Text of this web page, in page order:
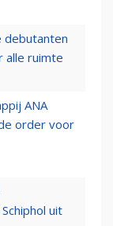
debutanten
alle ruimte
ANA
order voor
uit